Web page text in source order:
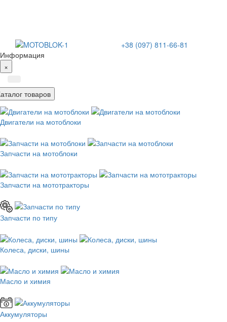
+38 (097) 811-66-81
Информация
×
товаров
Двигатели на мотоблоки
Запчасти на мотоблоки
Запчасти на мототракторы
Запчасти по типу
Колеса, диски, шины
Масло и химия
Аккумуляторы